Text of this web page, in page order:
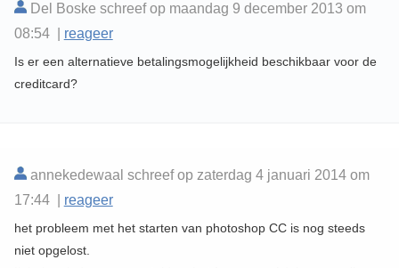
Del Boske schreef op maandag 9 december 2013 om
08:54 | reageer
Is er een alternatieve betalingsmogelijkheid beschikbaar voor de
creditcard?
annekedewaal schreef op zaterdag 4 januari 2014 om
17:44 | reageer
het probleem met het starten van photoshop CC is nog steeds
niet opgelost.